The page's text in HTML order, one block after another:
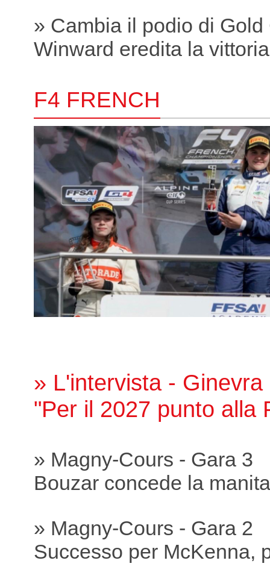
» Cambia il podio di
Winward eredita la
F4 FRENCH
» L'intervista - Ginevra
"Per il 2027 punto alla
» Magny-Cours - Gara 3
Bouzar concede la manita
» Magny-Cours - Gara 2
Successo per McKenna,